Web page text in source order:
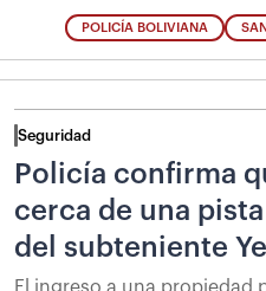
POLICÍA BOLIVIANA
Seguridad
Policía confirma
cerca de una
del subteniente